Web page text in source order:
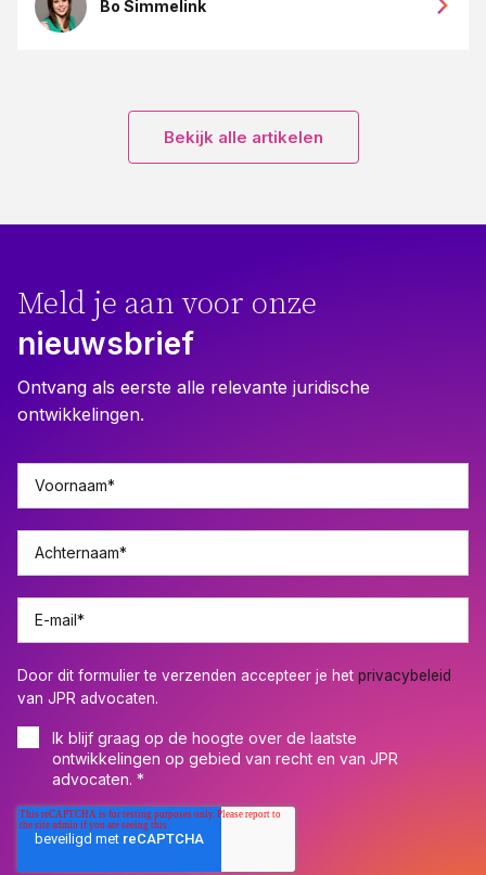
Bo Simmelink
Bekijk alle artikelen
Meld je aan voor onze
nieuwsbrief
Ontvang als eerste alle relevante juridische
ontwikkelingen.
Voornaam*
Achternaam*
E-mail*
Door dit formulier te verzenden accepteer je het privacybeleid
van JPR advocaten.
Ik blijf graag op de hoogte over de laatste
ontwikkelingen op gebied van recht en van JPR
advocaten. *